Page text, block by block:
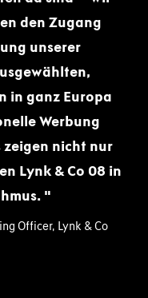
den Zugang
unserer
in ganz Europa
Werbung
zeigen nicht nur
Lynk & Co 08 in
Officer, Lynk & Co